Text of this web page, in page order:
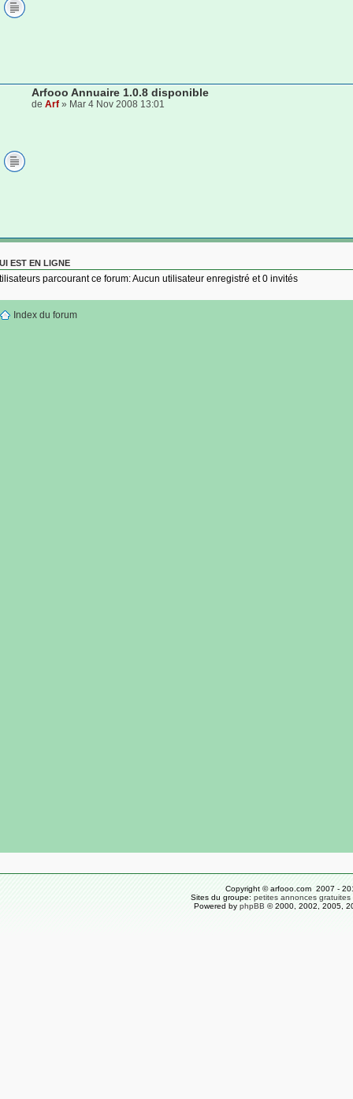
Arfooo Annuaire 1.0.8 disponible
de Arf » Mar 4 Nov 2008 13:01
EST EN LIGNE
parcourant ce forum: Aucun utilisateur enregistré et 0 invités
Index du forum
Copyright © arfooo.com 2007 -
Sites du groupe: petites annonces gratuites
Powered by phpBB © 2000, 2002, 2005,